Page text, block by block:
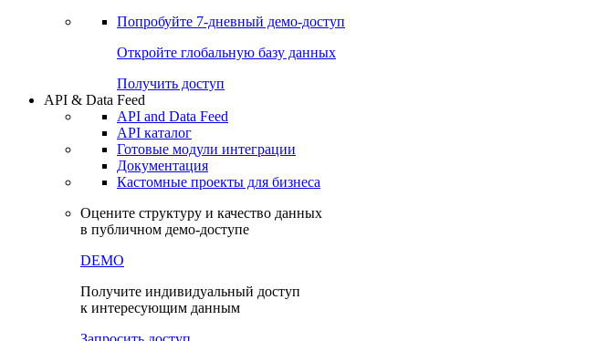
Попробуйте 7-дневный демо-доступ
Откройте глобальную базу данных
Получить доступ
API & Data Feed
API and Data Feed
API каталог
Готовые модули интеграции
Документация
Кастомные проекты для бизнеса
Оцените структуру и качество данных
в публичном демо-доступе
DEMO
Получите индивидуальный доступ
к интересующим данным